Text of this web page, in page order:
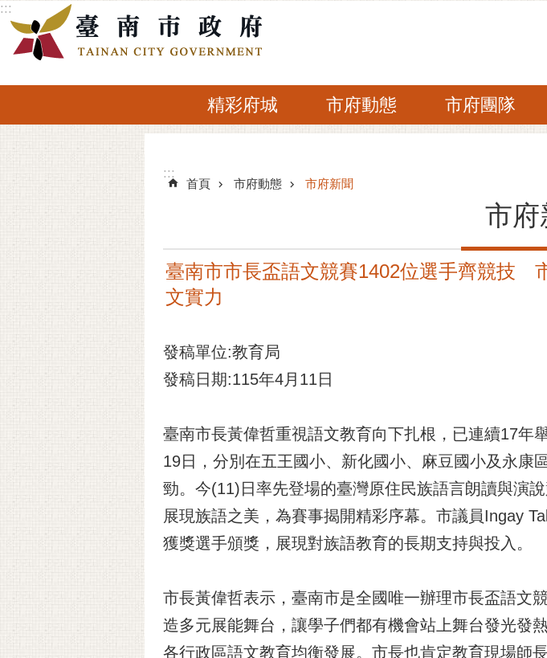
跳到主要內容區塊
:::
精彩府城 市府動態 市府團隊
:::
:::
首頁 市府動態 市府新聞
市府
臺南市市長盃語文競賽1402位選手齊競技
文實力
發稿單位:教育局
發稿日期:115年4月11日
臺南市長黃偉哲重視語文教育向下扎根，已連續17年
19日，分別在五王國小、新化國小、麻豆國小及永康
勁。今(11)日率先登場的臺灣原住民族語言朗讀與演
展現族語之美，為賽事揭開精彩序幕。市議員Ingay
獲獎選手頒獎，展現對族語教育的長期支持與投入。
市長黃偉哲表示，臺南市是全國唯一辦理市長盃語文
造多元展能舞台，讓學子們都有機會站上舞台發光發
各行政區語文教育均衡發展。市長也肯定教育現場師